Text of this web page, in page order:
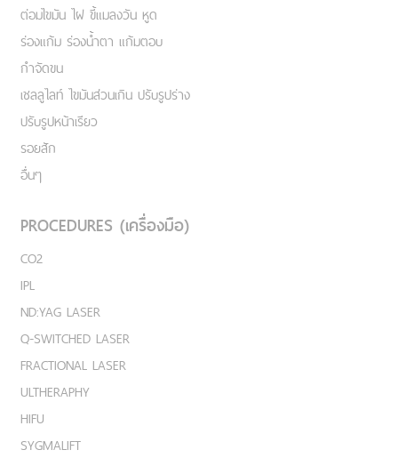
ต่อมไขมัน ไฝ ขี้แมลงวัน หูด
ร่องแก้ม ร่องน้ำตา แก้มตอบ
กำจัดขน
เชลลูไลท์ ไขมันส่วนเกิน ปรับรูปร่าง
ปรับรูปหน้าเรียว
รอยสัก
อื่นๆ
PROCEDURES (เครื่องมือ)
CO2
IPL
ND:YAG LASER
Q-SWITCHED LASER
FRACTIONAL LASER
ULTHERAPHY
HIFU
SYGMALIFT